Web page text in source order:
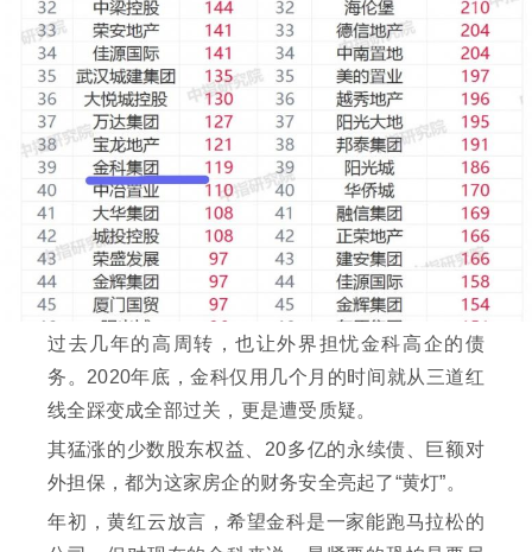
过去几年的高周转，也让外界担忧金科高企的债
务。2020年底，金科仅用几个月的时间就从三道红
线全踩变成全部过关，更是遭受质疑。
其猛涨的少数股东权益、20多亿的永续债、巨额对
外担保，都为这家房企的财务安全亮起了“黄灯”。
年初，黄红云放言，希望金科是一家能跑马拉松的